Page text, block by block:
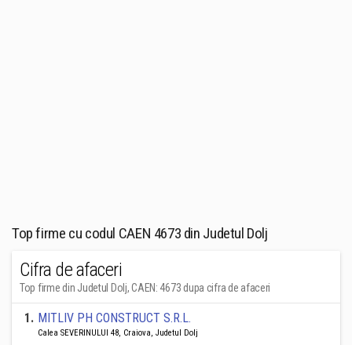
Top firme cu codul CAEN 4673 din Judetul Dolj
Cifra de afaceri
Top firme din Judetul Dolj, CAEN: 4673 dupa cifra de afaceri
1. MITLIV PH CONSTRUCT S.R.L.
Calea SEVERINULUI 48, Craiova, Judetul Dolj